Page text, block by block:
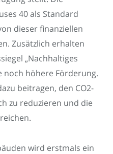
40 als Standard
dieser finanziellen
Zusätzlich erhalten
„Nachhaltiges
noch höhere Förderung.
beitragen, den CO2-
zu reduzieren und die
wird erstmals ein